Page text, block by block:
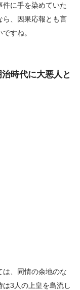
に手を染めていた
ら、因果応報とも言
すね。
時代に大悪人と
、同情の余地のな
3人の上皇を島流し